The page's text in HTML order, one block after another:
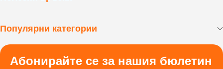
Популярни категории
Абонирайте се за нашия бюлетин